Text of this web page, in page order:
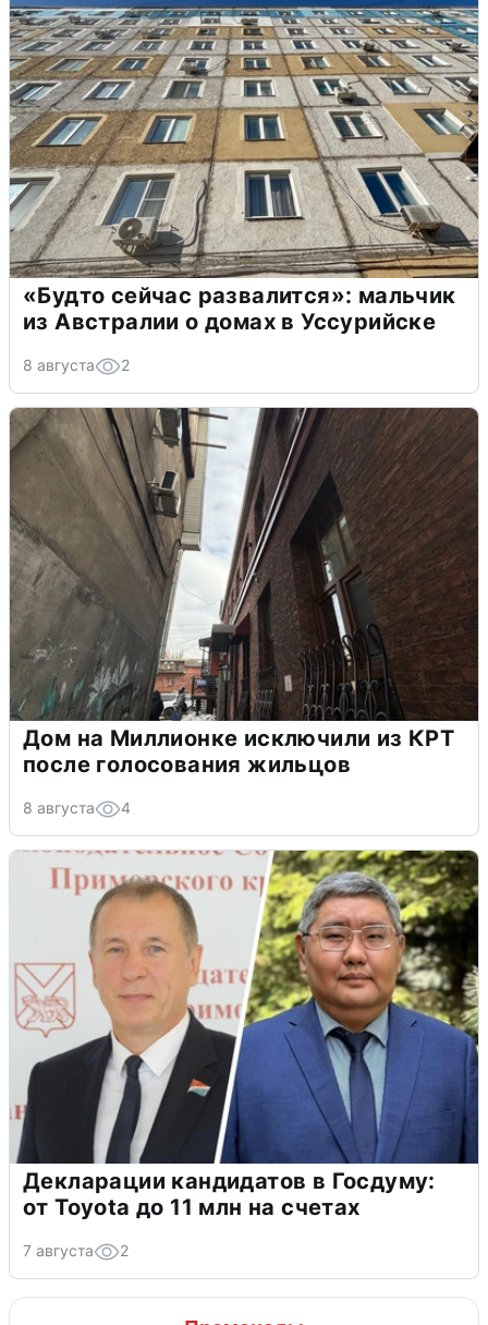
«Будто сейчас развалится»: мальчик
из Австралии о домах в Уссурийске
8 августа 2
Дом на Миллионке исключили из КРТ
после голосования жильцов
8 августа 4
Декларации кандидатов в Госдуму:
от Toyota до 11 млн на счетах
7 августа 2